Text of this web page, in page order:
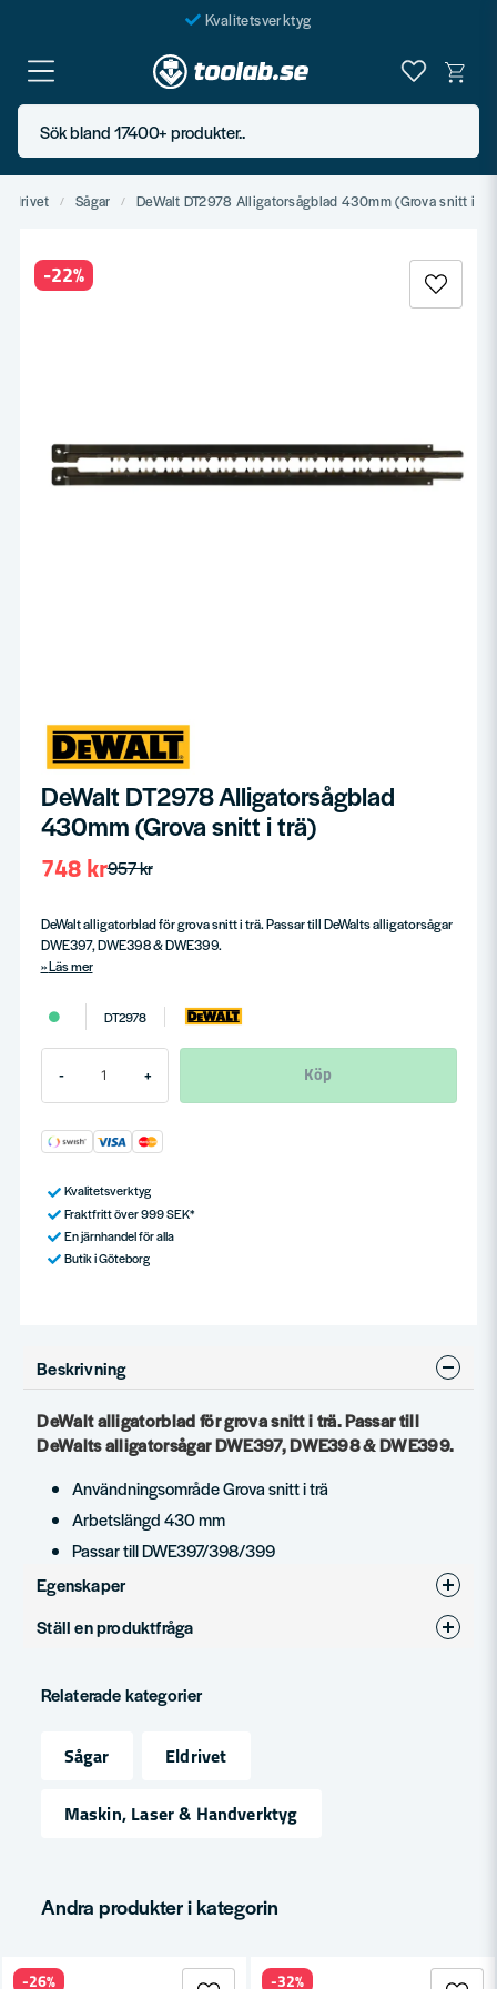
Kvalitetsverktyg
Fraktfritt över 999 SEK*
En järnhandel för alla
Butik i Göteborg
Sök bland 17400+ produkter..
Eldrivet Sågar DeWalt DT2978 Alligatorsågblad 430mm (Grova snitt i
-22%
DeWalt DT2978 Alligatorsågblad
430mm (Grova snitt i trä)
957 kr
748 kr
DeWalt alligatorblad för grova snitt i trä. Passar till DeWalts alligatorsågar
DWE397, DWE398 & DWE399.
Läs mer
DT2978
- + Köp
Kvalitetsverktyg
Fraktfritt över 999 SEK*
En järnhandel för alla
Butik i Göteborg
Beskrivning
DeWalt alligatorblad för grova snitt i trä. Passar till
DeWalts alligatorsågar DWE397, DWE398 & DWE399.
Användningsområde Grova snitt i trä
Arbetslängd 430 mm
Passar till DWE397/398/399
Egenskaper
Produkttyp
Ställ en produktfråga
Fråga oss något om denna produkten...
Namn
Relaterade kategorier
Sågar
Eldrivet
Maskin, Laser & Handverktyg
Andra produkter i kategorin
-26% -32%